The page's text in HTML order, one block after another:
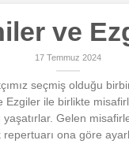
ve
17 Temmuz 2024
seçmiş olduğu
Ezgiler ile birlikte
yaşatırlar. Gelen
ona göre